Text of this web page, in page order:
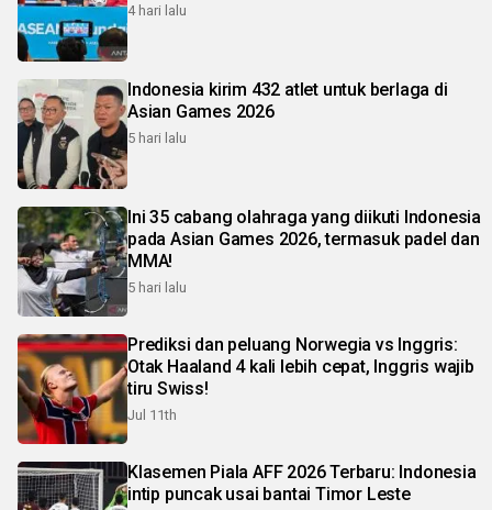
4 hari lalu
Indonesia kirim 432 atlet untuk berlaga di
Asian Games 2026
5 hari lalu
Ini 35 cabang olahraga yang diikuti Indonesia
pada Asian Games 2026, termasuk padel dan
MMA!
5 hari lalu
Prediksi dan peluang Norwegia vs Inggris:
Otak Haaland 4 kali lebih cepat, Inggris wajib
tiru Swiss!
Jul 11th
Klasemen Piala AFF 2026 Terbaru: Indonesia
intip puncak usai bantai Timor Leste